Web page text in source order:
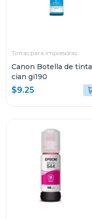
Tintas para impresoras
Canon Botella de tinta
cian gi190
$9.25